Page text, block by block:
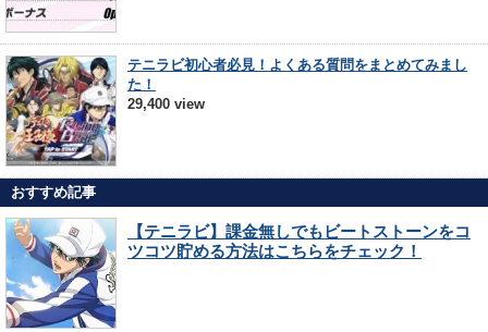
テニラビ初心者必見！よくある質問をまとめてみまし
た！
29,400 view
おすすめ記事
【テニラビ】課金無しでもビートストーンをコ
ツコツ貯める方法はこちらをチェック！